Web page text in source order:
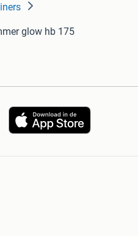
glow hb 175